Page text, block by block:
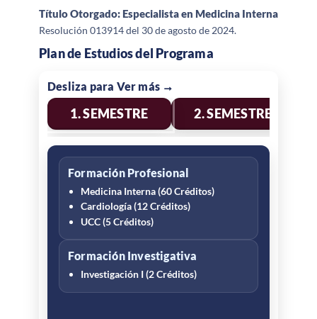
Título Otorgado: Especialista en Medicina Interna
Resolución 013914 del 30 de agosto de 2024.
Plan de Estudios del Programa
1. SEMESTRE 2. SEMESTRE
Formación Profesional
Medicina Interna (60 Créditos)
Cardiología (12 Créditos)
UCC (5 Créditos)
Formación Investigativa
Investigación I (2 Créditos)